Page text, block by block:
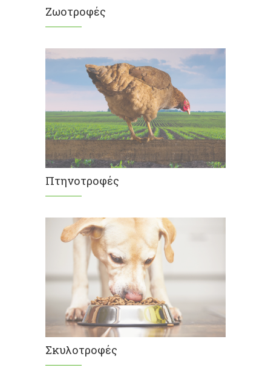
Ζωοτροφές
Πτηνοτροφές
Σκυλοτροφές